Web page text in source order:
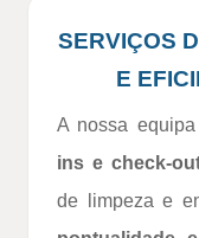
SERVIÇOS
E
A nossa
ins e check-
de limpeza e